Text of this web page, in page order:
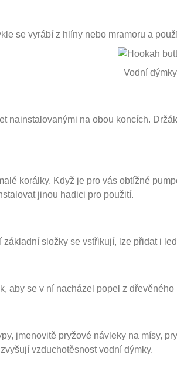
se vyrábí z hlíny nebo mramoru a
Vodní dýmky
nainstalovanými na obou koncích.
korálky. Když je pro vás obtížné
jinou hadici pro použití.
složky se vstřikují, lze přidat i
aby se v ní nacházel popel z dřevěného
jmenovitě pryžové návleky na mísy,
vzduchotěsnost vodní dýmky.